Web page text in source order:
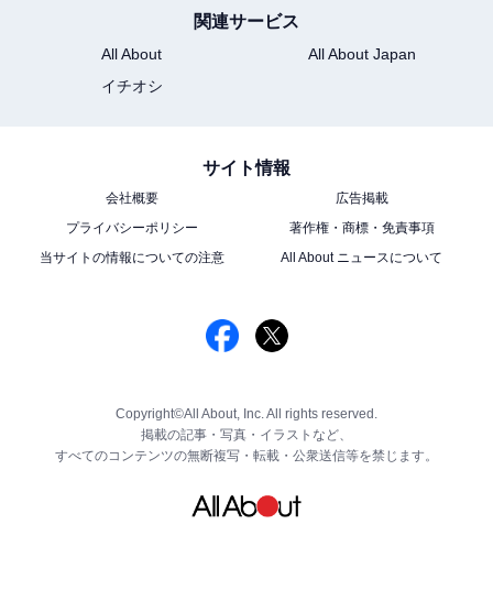
関連サービス
All About
All About Japan
イチオシ
サイト情報
会社概要
広告掲載
プライバシーポリシー
著作権・商標・免責事項
当サイトの情報についての注意
All About ニュースについて
Copyright©All About, Inc. All rights reserved.
掲載の記事・写真・イラストなど、
すべてのコンテンツの無断複写・転載・公衆送信等を禁じます。